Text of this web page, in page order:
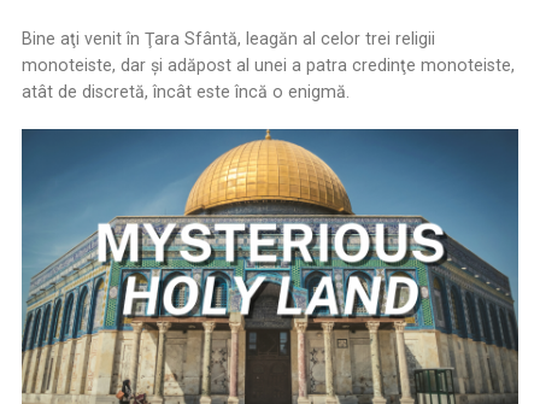
Bine aţi venit în Ţara Sfântă, leagăn al celor trei religii
monoteiste, dar şi adăpost al unei a patra credinţe monoteiste,
atât de discretă, încât este încă o enigmă.